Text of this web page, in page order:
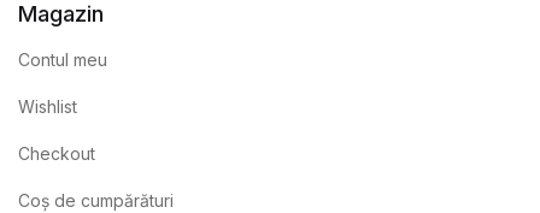
Magazin
Contul meu
Wishlist
Checkout
Coș de cumpărături